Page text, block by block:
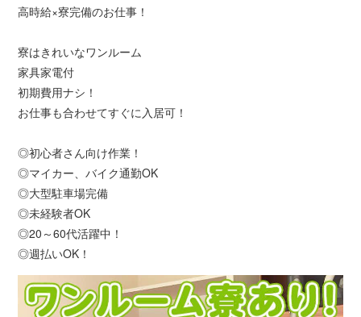
高時給×寮完備のお仕事！
寮はきれいなワンルーム
家具家電付
初期費用ナシ！
お仕事も合わせてすぐに入居可！
◎初心者さん向け作業！
◎マイカー、バイク通勤OK
◎大型駐車場完備
◎未経験者OK
◎20～60代活躍中！
◎週払いOK！